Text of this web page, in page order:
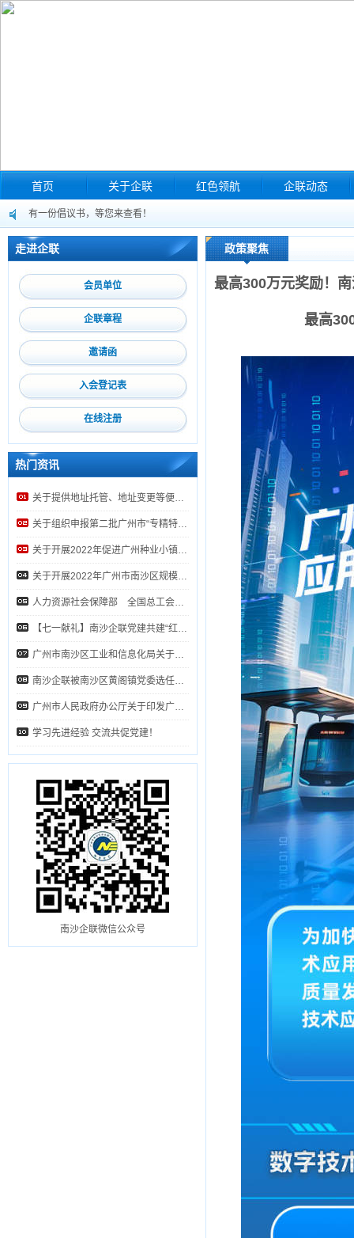
首页 关于企联 红色领航 企联动态
有一份倡议书，等您来查看！
“中小企业法律实务”培训（第十一期）暨企业分享交流会来啦！
巡察公告
关于转发《南沙区安全生产违法违规典型案例》的通知
广州市南沙区人力资源和社会保障局关于开展人力资源服务机构专项排查检查
【07.05-07.07】2023上海国际快递物流产业博览会来啦！
6月27日！第26届华南国际工业自动化展览会来啦！
南沙开发区商务局关于开展2022年外商投资信息报告（年度报告）检查的通知
关于提供地址托管、地址变更等便捷服务的通知
“我为羊城添绿”社会募捐活动倡议书
政策聚焦
最高300万元奖励！
最高
走进企联
会员单位
企联章程
邀请函
入会登记表
在线注册
热门资讯
关于提供地址托管、地址变更等便捷服务的通知
关于组织申报第二批广州市“专精特新” 扶优计划培育企业的通知
关于开展2022年促进广州种业小镇发展扶持办法奖励资金申报工作的通知
关于开展2022年广州市南沙区规模以上科学研究和技术服务业企业防疫支出补贴申报工作的通知
人力资源社会保障部 全国总工会 中国企业联合会/中国企业家协会 全国工商联 关于开展2022年全国和谐劳动关系创建示范活动的通
【七一献礼】南沙企联党建共建“红色联盟”迎七一主题党日活动
广州市南沙区工业和信息化局关于公开征询《广州市南沙区进一步支持“专精特新”中小企业高质量发展若干措施（征询公众意见稿）》意见的公
南沙企联被南沙区黄阁镇党委选任为区域化党建共建单位
广州市人民政府办公厅关于印发广州市工业和信息化发展“十四五”规划的通知
学习先进经验 交流共促党建！
南沙企联微信公众号